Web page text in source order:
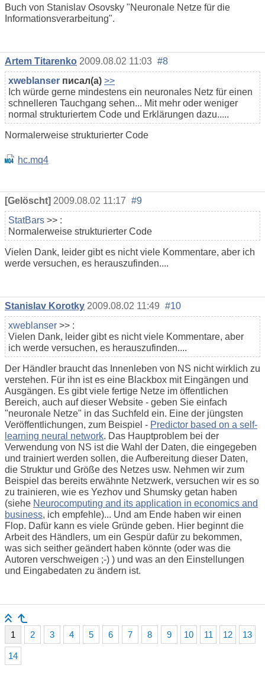
Buch von Stanislav Osovsky "Neuronale Netze für die
Informationsverarbeitung".
Artem Titarenko 2009.08.02 11:03 #8
xweblanser писал(а) >>
Ich würde gerne mindestens ein neuronales Netz für einen
schnelleren Tauchgang sehen... Mit mehr oder weniger
normal strukturiertem Code und Erklärungen dazu.....
Normalerweise strukturierter Code
hc.mq4
[Gelöscht] 2009.08.02 11:17 #9
StatBars >> :
Normalerweise strukturierter Code
Vielen Dank, leider gibt es nicht viele Kommentare, aber ich
werde versuchen, es herauszufinden....
Stanislav Korotky 2009.08.02 11:49 #10
xweblanser >> :
Vielen Dank, leider gibt es nicht viele Kommentare, aber
ich werde versuchen, es herauszufinden....
Der Händler braucht das Innenleben von NS nicht wirklich zu
verstehen. Für ihn ist es eine Blackbox mit Eingängen und
Ausgängen. Es gibt viele fertige Netze im öffentlichen
Bereich, auch auf dieser Website - geben Sie einfach
"neuronale Netze" in das Suchfeld ein. Eine der jüngsten
Veröffentlichungen, zum Beispiel - Predictor based on a self-
learning neural network. Das Hauptproblem bei der
Verwendung von NS ist die Wahl der Daten, die eingegeben
und trainiert werden sollen, die Aufbereitung dieser Daten,
die Struktur und Größe des Netzes usw. Nehmen wir zum
Beispiel das bereits erwähnte Netzwerk, versuchen wir es so
zu trainieren, wie es Yezhov und Shumsky getan haben
(siehe Neurocomputing and its application in economics and
business, ich empfehle)... Und am Ende haben wir einen
Flop. Dafür kann es viele Gründe geben. Hier beginnt die
Arbeit des Händlers, um ein Gespür dafür zu bekommen,
was sich seither geändert haben könnte (oder was die
Autoren verschweigen ;-) ) und was an den Einstellungen
und Eingabedaten zu ändern ist.
1 2 3 4 5 6 7 8 9 10 11 12 13
14